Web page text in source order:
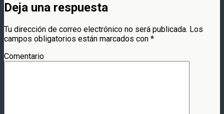
Deja una respuesta
Tu dirección de correo electrónico no será publicada. Los
campos obligatorios están marcados con *
Comentario